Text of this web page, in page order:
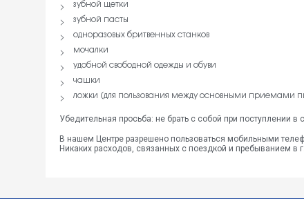
зубной щетки
зубной пасты
одноразовых бритвенных станков
мочалки
удобной свободной одежды и обуви
чашки
ложки (для пользования между основными приемами
Убедительная просьба: не брать с собой при поступлении
В нашем Центре разрешено пользоваться мобильными
Никаких расходов, связанных с поездкой и пребыванием